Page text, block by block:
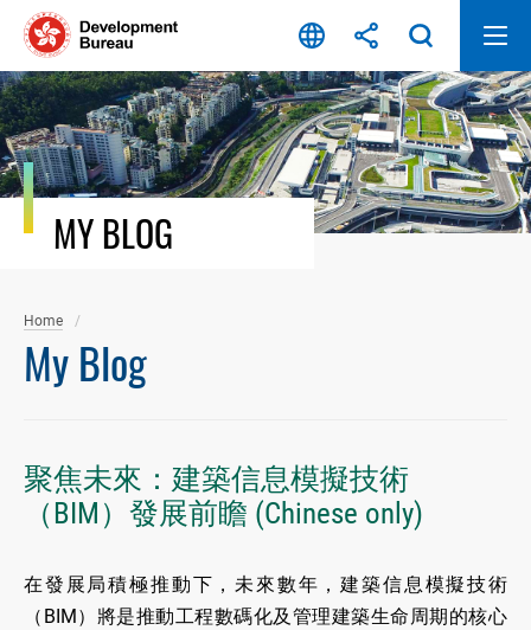
Skip
content
MY BLOG
Home
My Blog
聚焦未來：建築信息模擬技術
（BIM）發展前瞻 (Chinese only)
在發展局積極推動下，未來數年，建築信息模擬技術
（BIM）將是推動工程數碼化及管理建築生命周期的核心